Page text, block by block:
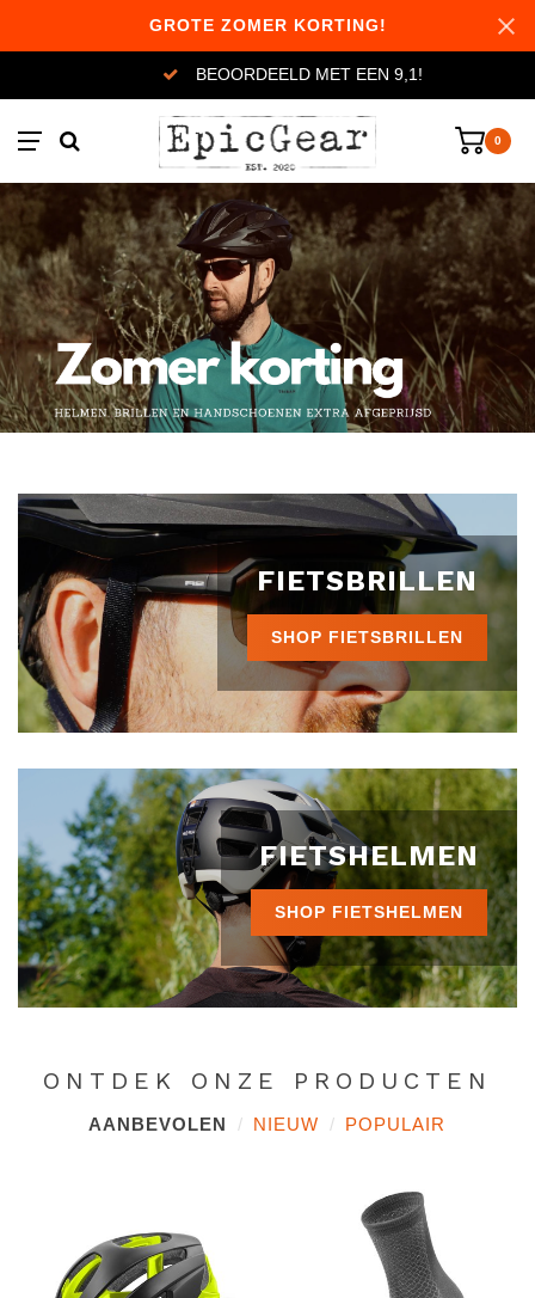
GROTE ZOMER KORTING!
BEOORDEELD MET EEN 9,1!
0
FIETSBRILLEN
SHOP FIETSBRILLEN
FIETSHELMEN
SHOP FIETSHELMEN
ONTDEK ONZE PRODUCTEN
AANBEVOLEN NIEUW POPULAIR